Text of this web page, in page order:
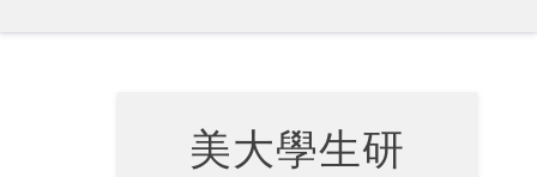
美大學生研